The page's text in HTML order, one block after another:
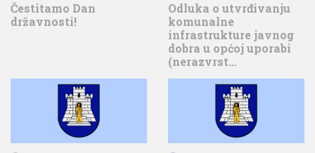
Čestitamo Dan
državnosti!
Odluka o utvrđivanju
komunalne
infrastrukture javnog
dobra u općoj uporabi
(nerazvrst…